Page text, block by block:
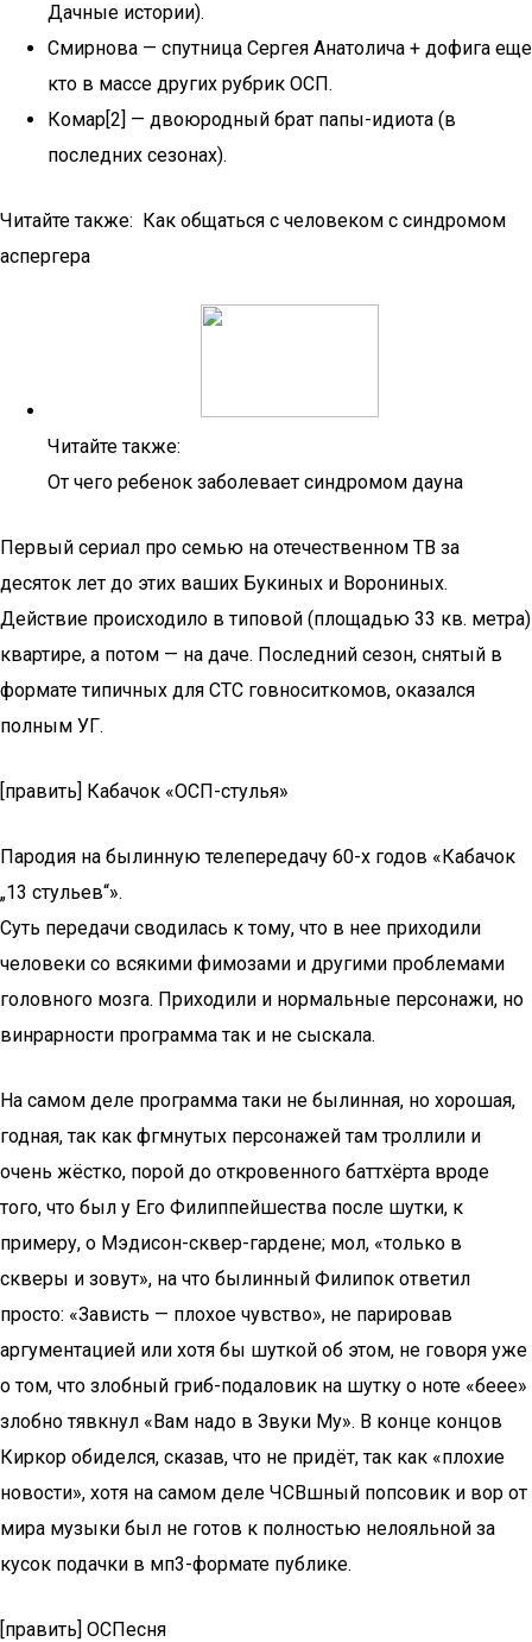
Дачные истории).
Смирнова — спутница Сергея Анатолича + дофига еще
кто в массе других рубрик ОСП.
Комар[2] — двоюродный брат папы-идиота (в
последних сезонах).
Читайте также: Как общаться с человеком с синдромом
аспергера
Читайте также:
От чего ребенок заболевает синдромом дауна
Первый сериал про семью на отечественном ТВ за
десяток лет до этих ваших Букиных и Ворониных.
Действие происходило в типовой (площадью 33 кв. метра)
квартире, а потом — на даче. Последний сезон, снятый в
формате типичных для СТС говноситкомов, оказался
полным УГ.
[править] Кабачок «ОСП-стулья»
Пародия на былинную телепередачу 60-х годов «Кабачок
„13 стульев“».
Суть передачи сводилась к тому, что в нее приходили
человеки со всякими фимозами и другими проблемами
головного мозга. Приходили и нормальные персонажи, но
винрарности программа так и не сыскала.
На самом деле программа таки не былинная, но хорошая,
годная, так как фгмнутых персонажей там троллили и
очень жёстко, порой до откровенного баттхёрта вроде
того, что был у Его Филиппейшества после шутки, к
примеру, о Мэдисон-сквер-гардене; мол, «только в
скверы и зовут», на что былинный Филипок ответил
просто: «Зависть — плохое чувство», не парировав
аргументацией или хотя бы шуткой об этом, не говоря уже
о том, что злобный гриб-подаловик на шутку о ноте «беее»
злобно тявкнул «Вам надо в Звуки Му». В конце концов
Киркор обиделся, сказав, что не придёт, так как «плохие
новости», хотя на самом деле ЧСВшный попсовик и вор от
мира музыки был не готов к полностью нелояльной за
кусок подачки в мп3-формате публике.
[править] ОСПесня